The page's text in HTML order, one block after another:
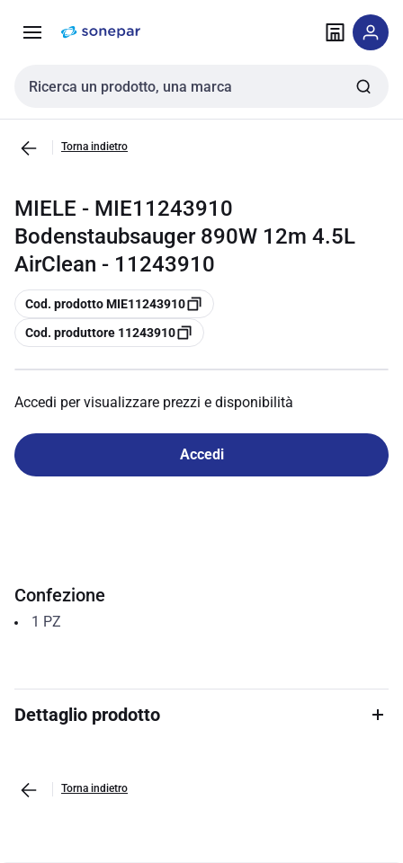
navigazione alla
Cerca input
Torna indietro
MIELE - MIE11243910
Bodenstaubsauger 890W 12m 4.5L
AirClean - 11243910
copia
Cod. prodotto MIE11243910
copia
Cod. produttore 11243910
Accedi per visualizzare prezzi e disponibilità
Accedi
Confezione
1 PZ
Dettaglio prodotto
Torna indietro